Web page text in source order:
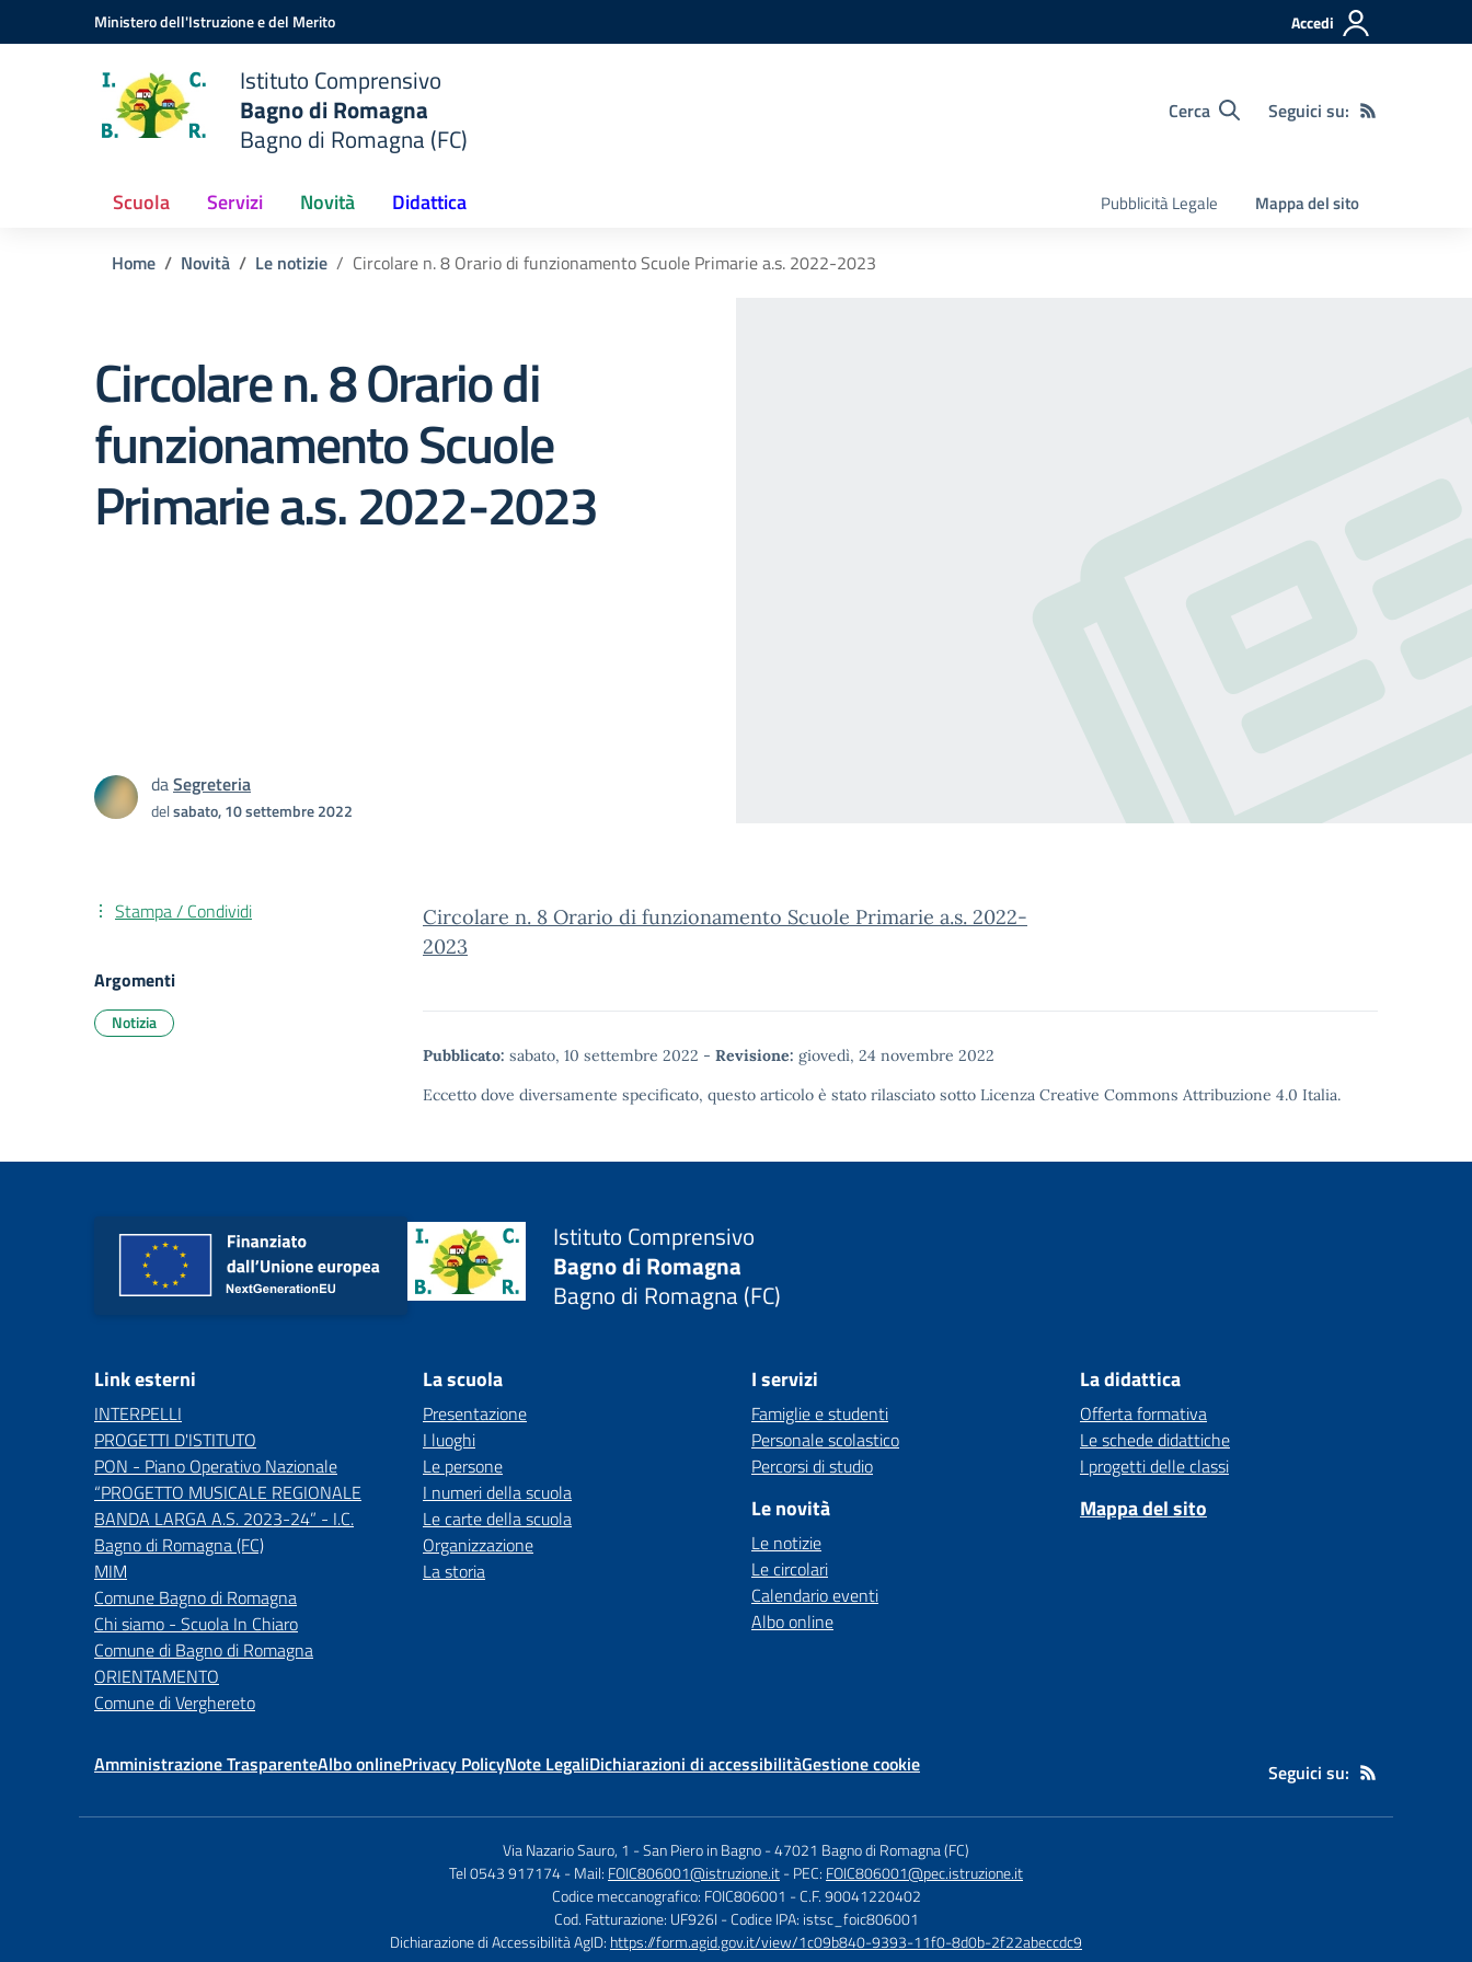
Vai ai contenuti
Vai al menu di navigazioneMinistero dell'Istruzione e del Merito Accedi
Istituto Comprensivo
Bagno di Romagna
Bagno di Romagna (FC)
Cerca Seguici su:
Scuola Servizi Novità Didattica Pubblicità Legale Mappa del sito
Home Novità Le notizie Circolare n. 8 Orario di funzionamento Scuole Primarie a.s. 2022-2023
Circolare n. 8 Orario di
funzionamento Scuole
Primarie a.s. 2022-2023
daSegreteria
delsabato, 10 settembre 2022
Circolare n. 8 Orario di funzionamento Scuole Primarie a.s. 2022-
2023
Pubblicato: sabato, 10 settembre 2022 - Revisione: giovedì, 24 novembre 2022
Eccetto dove diversamente specificato, questo articolo è stato rilasciato sotto Licenza Creative Commons Attribuzione 4.0 Italia.
Stampa / Condividi
Argomenti
Notizia
Istituto Comprensivo
Bagno di Romagna
Bagno di Romagna (FC)
Link esterni
INTERPELLI
PROGETTI D'ISTITUTO
PON - Piano Operativo Nazionale
“PROGETTO MUSICALE REGIONALE
BANDA LARGA A.S. 2023-24” - I.C.
Bagno di Romagna (FC)
MIM
Comune Bagno di Romagna
Chi siamo - Scuola In Chiaro
Comune di Bagno di Romagna
ORIENTAMENTO
Comune di Verghereto
La scuola
Presentazione
I luoghi
Le persone
I numeri della scuola
Le carte della scuola
Organizzazione
La storia
I servizi
Famiglie e studenti
Personale scolastico
Percorsi di studio
Le novità
Le notizie
Le circolari
Calendario eventi
Albo online
La didattica
Offerta formativa
Le schede didattiche
I progetti delle classi
Mappa del sito
Amministrazione TrasparenteAlbo onlinePrivacy PolicyNote LegaliDichiarazioni di accessibilitàGestione cookie Seguici su:
Via Nazario Sauro, 1 - San Piero in Bagno-47021 Bagno di Romagna (FC)
Tel 0543 917174- Mail: FOIC806001@istruzione.it- PEC: FOIC806001@pec.istruzione.it
Codice meccanografico: FOIC806001 - C.F. 90041220402
Cod. Fatturazione: UF926I - Codice IPA: istsc_foic806001
Dichiarazione di Accessibilità AgID: https://form.agid.gov.it/view/1c09b840-9393-11f0-8d0b-2f22abeccdc9